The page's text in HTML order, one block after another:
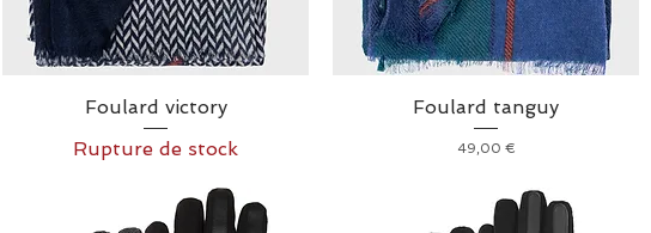
Foulard victory
Rupture de stock
Foulard tanguy
Prix
49,00 €